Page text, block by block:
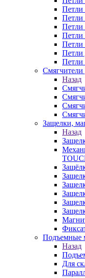
Петли
Петли
Петли
Петли
Смягчители
Назад
Защелки,
Назад
Подъемные
Назад
Для